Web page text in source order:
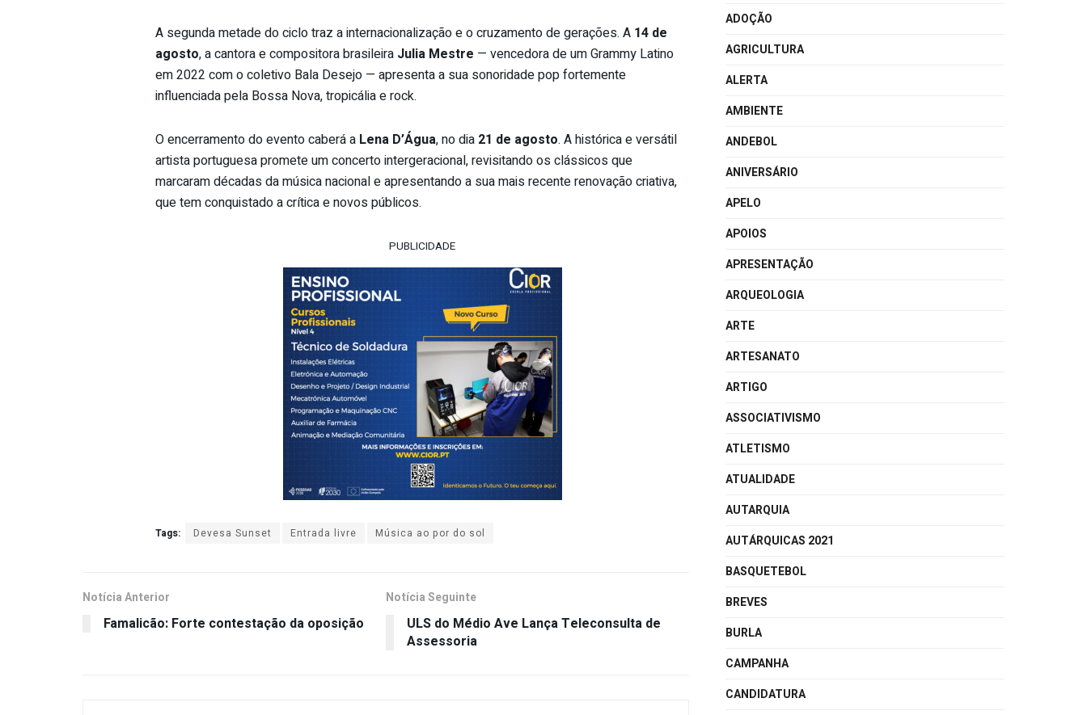
A segunda metade do ciclo traz a internacionalização e o cruzamento de gerações. A 14 de
agosto, a cantora e compositora brasileira Julia Mestre — vencedora de um Grammy Latino
em 2022 com o coletivo Bala Desejo — apresenta a sua sonoridade pop fortemente
influenciada pela Bossa Nova, tropicália e rock.
O encerramento do evento caberá a Lena D’Água, no dia 21 de agosto. A histórica e versátil
artista portuguesa promete um concerto intergeracional, revisitando os clássicos que
marcaram décadas da música nacional e apresentando a sua mais recente renovação criativa,
que tem conquistado a crítica e novos públicos.
PUBLICIDADE
Tags: Devesa Sunset Entrada livre Música ao por do sol
Notícia Anterior
Famalicão: Forte contestação da oposição
Notícia Seguinte
ULS do Médio Ave Lança Teleconsulta de
Assessoria
ADOÇÃO
AGRICULTURA
ALERTA
AMBIENTE
ANDEBOL
ANIVERSÁRIO
APELO
APOIOS
APRESENTAÇÃO
ARQUEOLOGIA
ARTE
ARTESANATO
ARTIGO
ASSOCIATIVISMO
ATLETISMO
ATUALIDADE
AUTARQUIA
AUTÁRQUICAS 2021
BASQUETEBOL
BREVES
BURLA
CAMPANHA
CANDIDATURA